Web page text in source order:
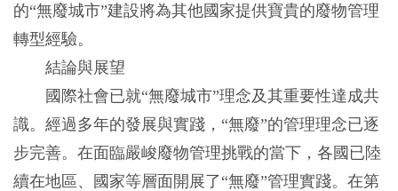
的“無廢城市”建設將為其他國家提供寶貴的廢物管理
轉型經驗。
結論與展望
國際社會已就“無廢城市”理念及其重要性達成共
識。經過多年的發展與實踐，“無廢”的管理理念已逐
步完善。在面臨嚴峻廢物管理挑戰的當下，各國已陸
續在地區、國家等層面開展了“無廢”管理實踐。在第